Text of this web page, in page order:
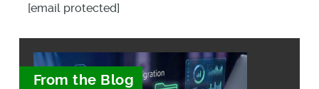
[email protected]
From the Blog